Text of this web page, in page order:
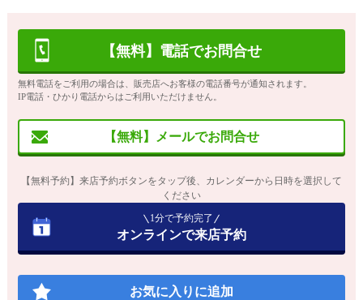
【無料】電話でお問合せ
無料電話をご利用の場合は、販売店へお客様の電話番号が通知されます。
IP電話・ひかり電話からはご利用いただけません。
【無料】メールでお問合せ
【無料予約】来店予約ボタンをタップ後、カレンダーから日時を選択して
ください
1分で予約完了
オンラインで来店予約
お気に入りに追加